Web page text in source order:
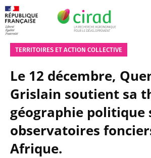
TERRITOIRES ET ACTION COLLECTIVE
Le 12 décembre,
Grislain soutient sa
géographie politique
observatoires
Afrique.